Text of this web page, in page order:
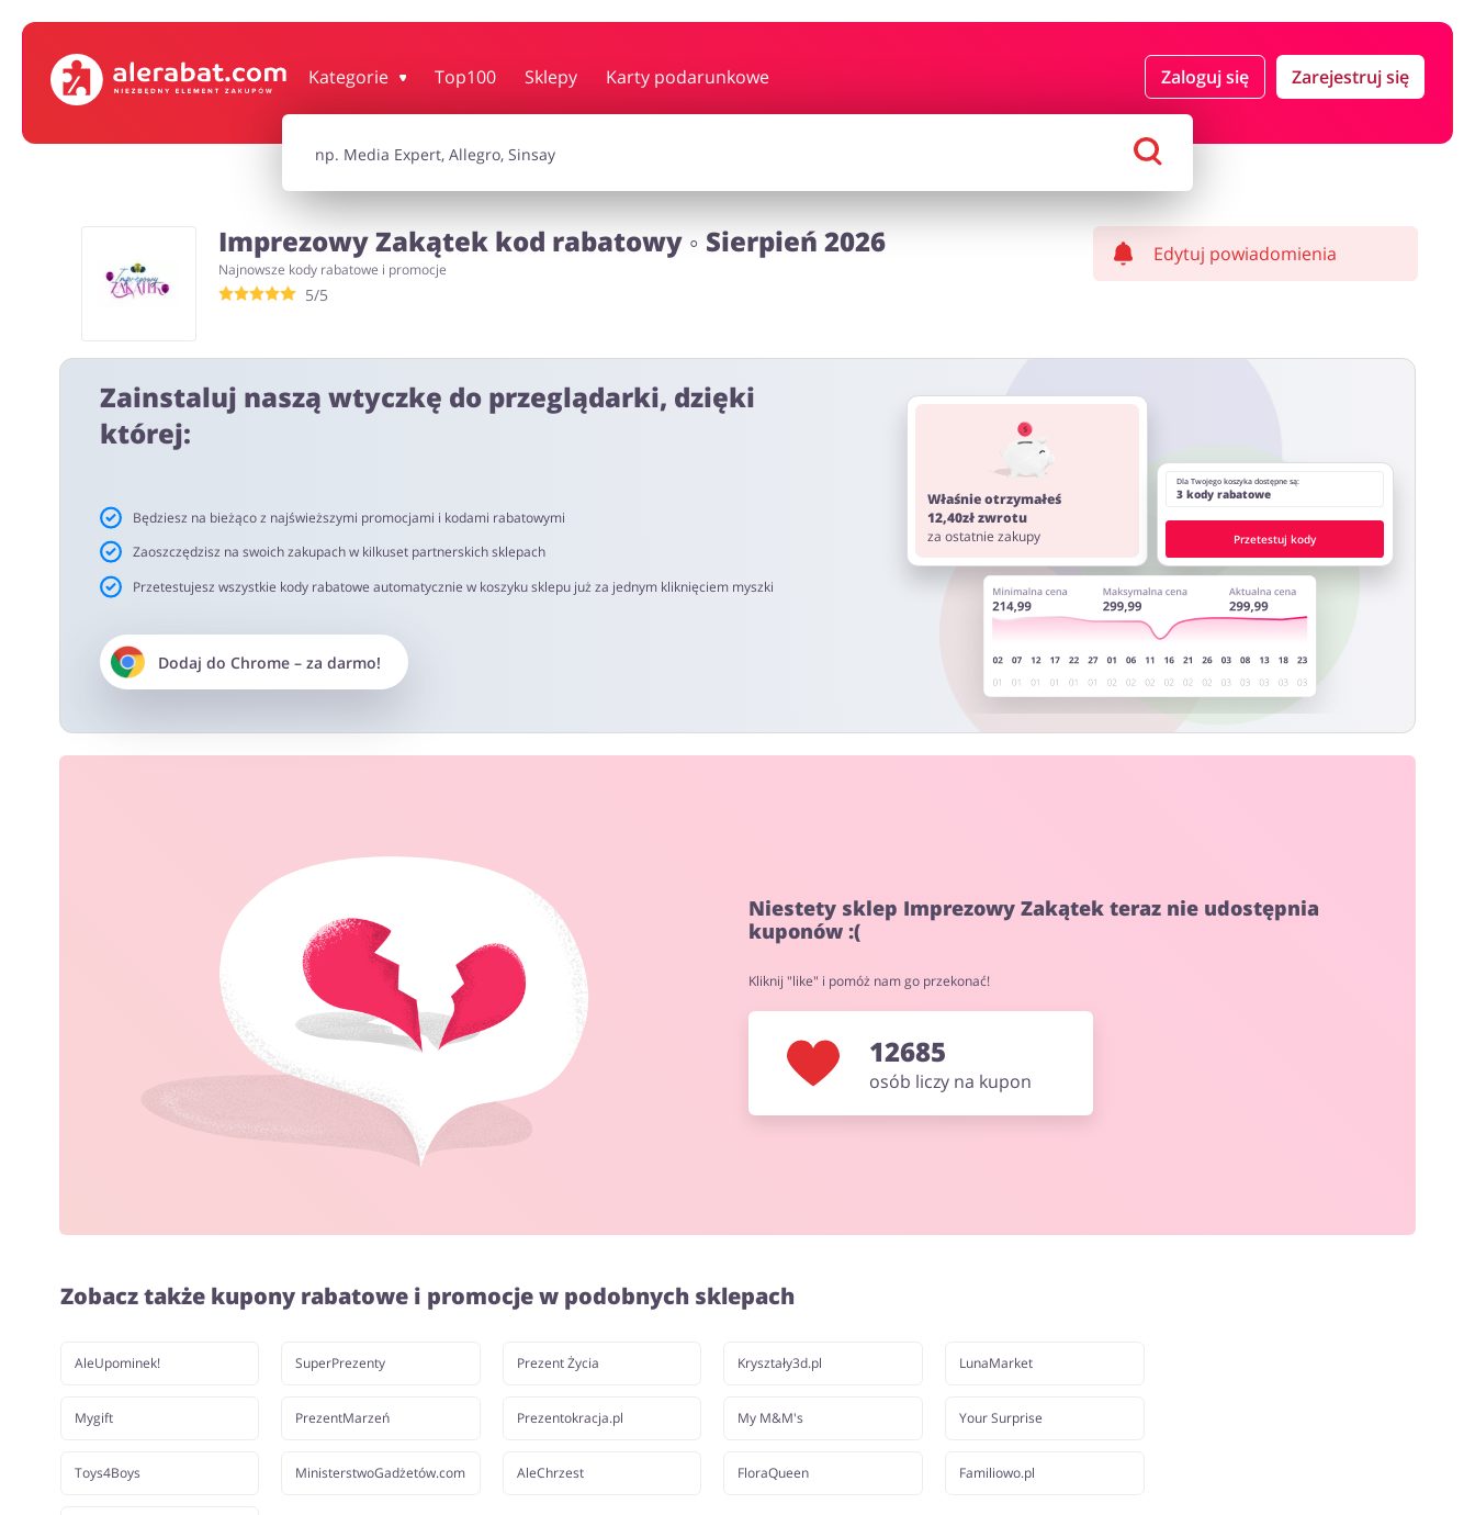
Kategorie Top100 Sklepy Karty podarunkowe Zaloguj się Zarejestruj się
Turystyka i Podróże Usługi Zdrowie i uroda
Imprezowy Zakątek kod rabatowy ◦ Sierpień 2026
Najnowsze kody rabatowe i promocje
5/5
Edytuj powiadomienia
Zainstaluj naszą wtyczkę do przeglądarki, dzięki
której:
Będziesz na bieżąco z najświeższymi promocjami i kodami rabatowymi
Zaoszczędzisz na swoich zakupach w kilkuset partnerskich sklepach
Przetestujesz wszystkie kody rabatowe automatycznie w koszyku sklepu już za jednym kliknięciem myszki
Dodaj do Chrome– za darmo!
Właśnie otrzymałeś
12,40zł zwrotu
za ostatnie zakupy
Dla Twojego koszyka dostępne są:
3 kody rabatowe
Przetestuj kody
Niestety sklep Imprezowy Zakątek teraz nie udostępnia
kuponów :(
Kliknij "like" i pomóż nam go przekonać!
12685
osób liczy na kupon
Zobacz także kupony rabatowe i promocje w podobnych sklepach
AleUpominek!
Mygift
Toys4Boys
SuperPrezenty
PrezentMarzeń
MinisterstwoGadżetów.com
Prezent Życia
Prezentokracja.pl
AleChrzest
Kryształy3d.pl
My M&M's
FloraQueen
LunaMarket
Your Surprise
Familiowo.pl